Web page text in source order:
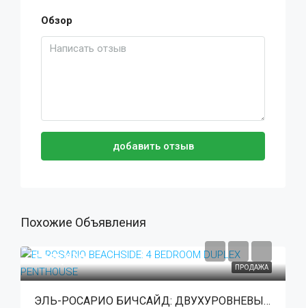
Обзор
добавить отзыв
Похожие Объявления
ПРОДАЖА
€965,000
ЭЛЬ-РОСАРИО БИЧСАЙД: ДВУХУРОВНЕВЫЙ ПЕНТХАУС С 4 СПАЛЬНЯМИ